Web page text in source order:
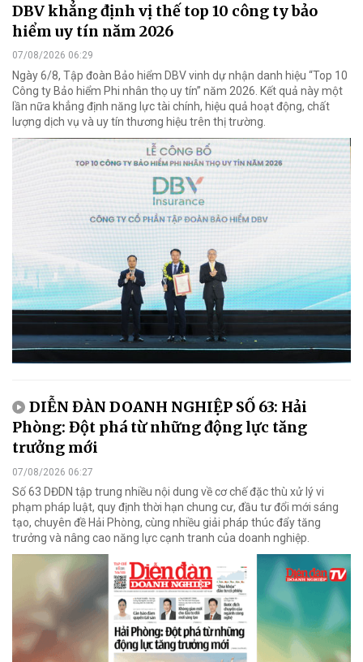
DBV khẳng định vị thế top 10 công ty bảo
hiểm uy tín năm 2026
07/08/2026 06:29
Ngày 6/8, Tập đoàn Bảo hiểm DBV vinh dự nhận danh hiệu “Top 10
Công ty Bảo hiểm Phi nhân thọ uy tín” năm 2026. Kết quả này một
lần nữa khẳng định năng lực tài chính, hiệu quả hoạt động, chất
lượng dịch vụ và uy tín thương hiệu trên thị trường.
DIỄN ĐÀN DOANH NGHIỆP SỐ 63: Hải
Phòng: Đột phá từ những động lực tăng
trưởng mới
07/08/2026 06:27
Số 63 DĐDN tập trung nhiều nội dung về cơ chế đặc thù xử lý vi
phạm pháp luật, quy định thời hạn chung cư, đầu tư đổi mới sáng
tạo, chuyên đề Hải Phòng, cùng nhiều giải pháp thúc đẩy tăng
trưởng và nâng cao năng lực cạnh tranh của doanh nghiệp.